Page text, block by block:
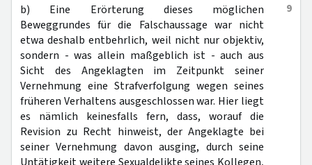
9
b) Eine Erörterung dieses möglichen
Beweggrundes für die Falschaussage war nicht
etwa deshalb entbehrlich, weil nicht nur objektiv,
sondern - was allein maßgeblich ist - auch aus
Sicht des Angeklagten im Zeitpunkt seiner
Vernehmung eine Strafverfolgung wegen seines
früheren Verhaltens ausgeschlossen war. Hier liegt
es nämlich keinesfalls fern, dass, worauf die
Revision zu Recht hinweist, der Angeklagte bei
seiner Vernehmung davon ausging, durch seine